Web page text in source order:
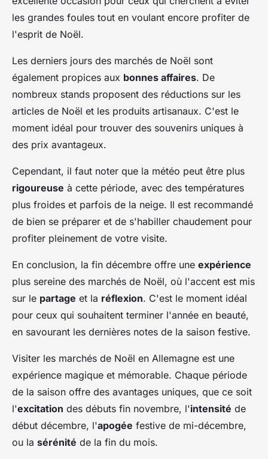
les grandes foules tout en voulant encore profiter de
l'esprit de Noël.
Les derniers jours des marchés de Noël sont
également propices aux bonnes affaires. De
nombreux stands proposent des réductions sur les
articles de Noël et les produits artisanaux. C'est le
moment idéal pour trouver des souvenirs uniques à
des prix avantageux.
Cependant, il faut noter que la météo peut être plus
rigoureuse à cette période, avec des températures
plus froides et parfois de la neige. Il est recommandé
de bien se préparer et de s'habiller chaudement pour
profiter pleinement de votre visite.
En conclusion, la fin décembre offre une expérience
plus sereine des marchés de Noël, où l'accent est mis
sur le partage et la réflexion. C'est le moment idéal
pour ceux qui souhaitent terminer l'année en beauté,
en savourant les dernières notes de la saison festive.
Visiter les marchés de Noël en Allemagne est une
expérience magique et mémorable. Chaque période
de la saison offre des avantages uniques, que ce soit
l'excitation des débuts fin novembre, l'intensité de
début décembre, l'apogée festive de mi-décembre,
ou la sérénité de la fin du mois.